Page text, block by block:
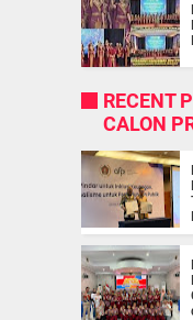
RECENT
CALON